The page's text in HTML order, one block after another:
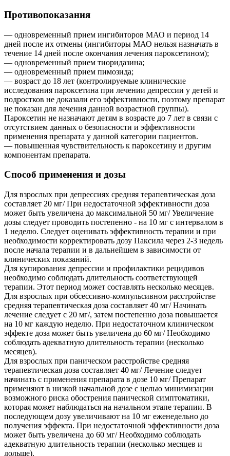
Противопоказания
— одновременный прием ингибиторов МАО и период 14
дней после их отмены (ингибиторы МАО нельзя назначать в
течение 14 дней после окончания лечения пароксетином);
— одновременный прием тиоридазина;
— одновременный прием пимозида;
— возраст до 18 лет (контролируемые клинические
исследования пароксетина при лечении депрессии у детей и
подростков не доказали его эффективности, поэтому препарат
не показан для лечения данной возрастной группы).
Пароксетин не назначают детям в возрасте до 7 лет в связи с
отсутствием данных о безопасности и эффективности
применения препарата у данной категории пациентов.
— повышенная чувствительность к пароксетину и другим
компонентам препарата.
Способ применения и дозы
Для взрослых при депрессиях средняя терапевтическая доза
составляет 20 мг/ При недостаточной эффективности доза
может быть увеличена до максимальной 50 мг/ Увеличение
дозы следует проводить постепенно - на 10 мг с интервалом в
1 неделю. Следует оценивать эффективность терапии и при
необходимости корректировать дозу Паксила через 2-3 недель
после начала терапии и в дальнейшем в зависимости от
клинических показаний.
Для купирования депрессии и профилактики рецидивов
необходимо соблюдать длительность соответствующей
терапии. Этот период может составлять несколько месяцев.
Для взрослых при обсессивно-компульсивном расстройстве
средняя терапевтическая доза составляет 40 мг/ Начинать
лечение следует с 20 мг/, затем постепенно доза повышается
на 10 мг каждую неделю. При недостаточном клиническом
эффекте доза может быть увеличена до 60 мг/ Необходимо
соблюдать адекватную длительность терапии (несколько
месяцев).
Для взрослых при паническом расстройстве средняя
терапевтическая доза составляет 40 мг/ Лечение следует
начинать с применения препарата в дозе 10 мг/ Препарат
применяют в низкой начальной дозе с целью минимизации
возможного риска обострения панической симптоматики,
которая может наблюдаться на начальном этапе терапии. В
последующем дозу увеличивают на 10 мг еженедельно до
получения эффекта. При недостаточной эффективности доза
может быть увеличена до 60 мг/ Необходимо соблюдать
адекватную длительность терапии (несколько месяцев и
дольше).